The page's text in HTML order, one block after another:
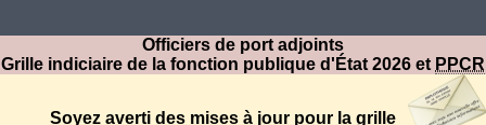
Officiers de port adjoints
Grille indiciaire de la fonction publique d'État 2026 et PPCR
Soyez averti des mises à jour pour la grille